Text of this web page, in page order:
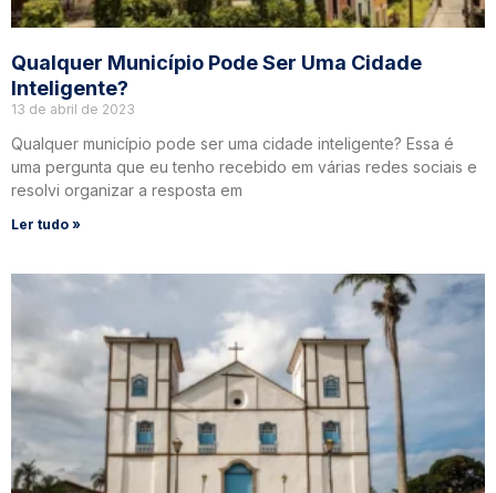
Qualquer Município Pode Ser Uma Cidade
Inteligente?
13 de abril de 2023
Qualquer município pode ser uma cidade inteligente? Essa é
uma pergunta que eu tenho recebido em várias redes sociais e
resolvi organizar a resposta em
Ler tudo »